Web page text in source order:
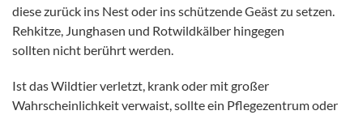
diese zurück ins Nest oder ins schützende Geäst zu setzen.
Rehkitze, Junghasen und Rotwildkälber hingegen
sollten nicht berührt werden.
Ist das Wildtier verletzt, krank oder mit großer
Wahrscheinlichkeit verwaist, sollte ein Pflegezentrum oder